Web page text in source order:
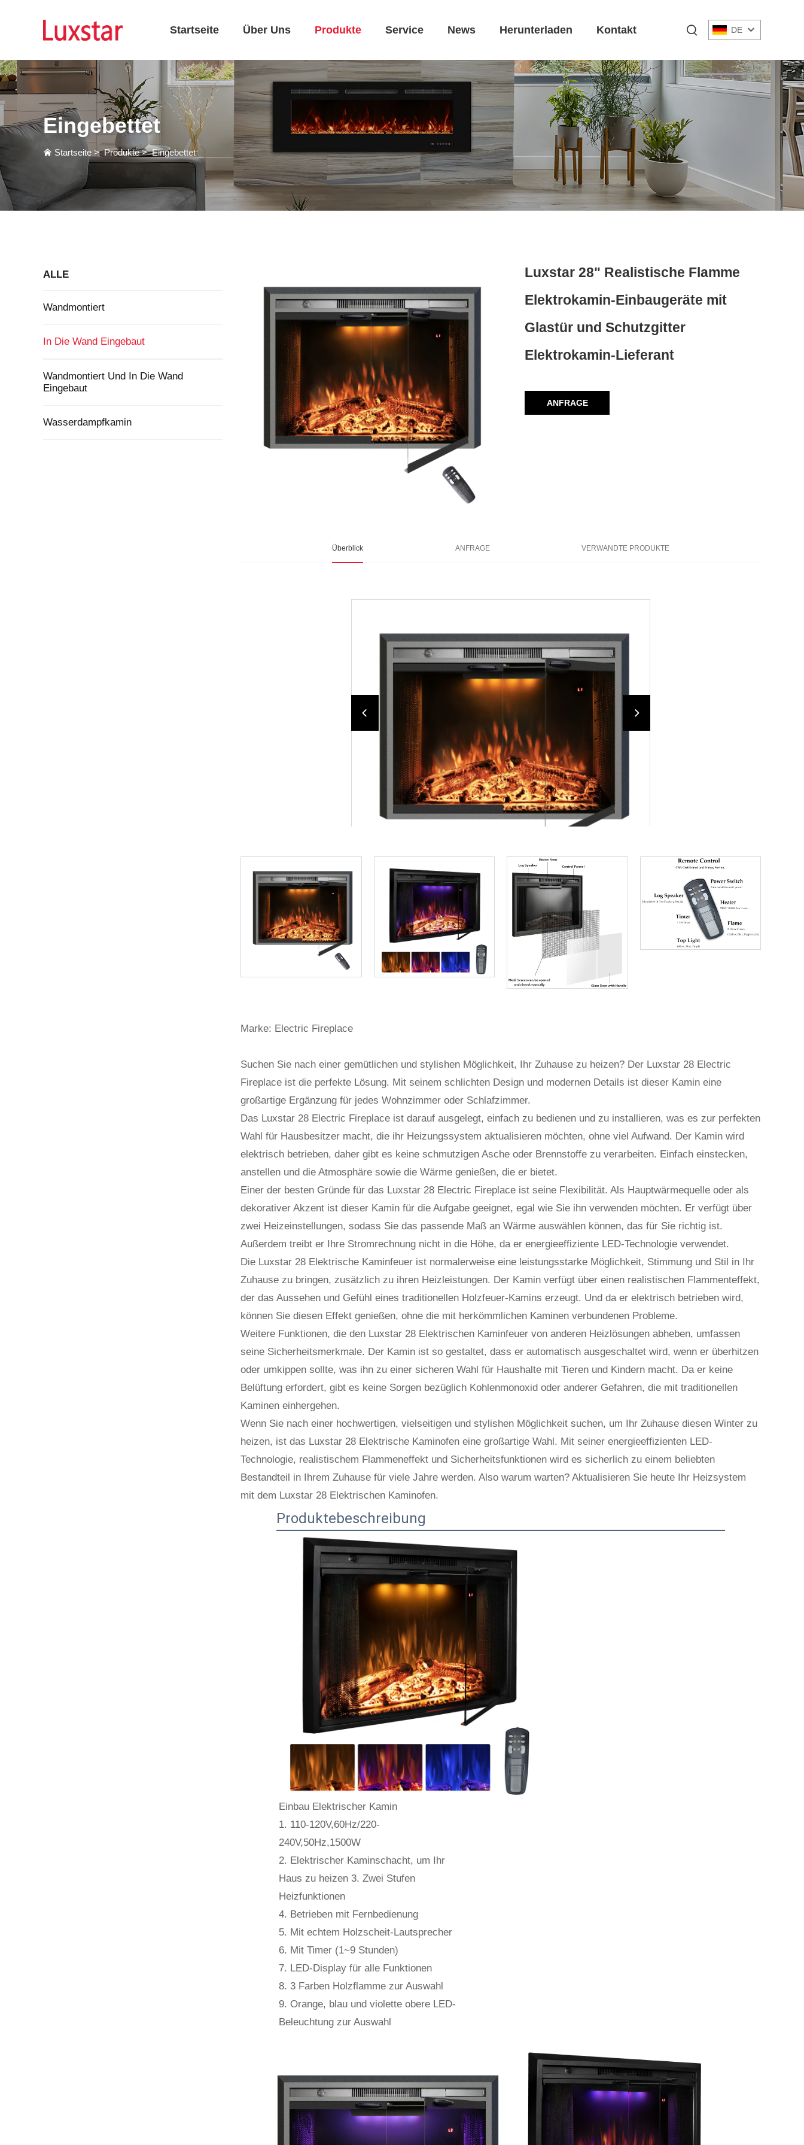
Startseite Über Uns Produkte Service News Herunterladen Kontakt DE
Eingebettet
Startseite >Produkte>Eingebettet
ALLE
Wandmontiert
In Die Wand Eingebaut
Wandmontiert Und In Die Wand
Eingebaut
Wasserdampfkamin
Luxstar 28" Realistische Flamme
Elektrokamin-Einbaugeräte mit
Glastür und Schutzgitter
Elektrokamin-Lieferant
ANFRAGE
Überblick ANFRAGE VERWANDTE PRODUKTE
Marke: Electric Fireplace
Suchen Sie nach einer gemütlichen und stylishen Möglichkeit, Ihr Zuhause zu heizen? Der Luxstar 28 Electric
Fireplace ist die perfekte Lösung. Mit seinem schlichten Design und modernen Details ist dieser Kamin eine
großartige Ergänzung für jedes Wohnzimmer oder Schlafzimmer.
Das Luxstar 28 Electric Fireplace ist darauf ausgelegt, einfach zu bedienen und zu installieren, was es zur perfekten
Wahl für Hausbesitzer macht, die ihr Heizungssystem aktualisieren möchten, ohne viel Aufwand. Der Kamin wird
elektrisch betrieben, daher gibt es keine schmutzigen Asche oder Brennstoffe zu verarbeiten. Einfach einstecken,
anstellen und die Atmosphäre sowie die Wärme genießen, die er bietet.
Einer der besten Gründe für das Luxstar 28 Electric Fireplace ist seine Flexibilität. Als Hauptwärmequelle oder als
dekorativer Akzent ist dieser Kamin für die Aufgabe geeignet, egal wie Sie ihn verwenden möchten. Er verfügt über
zwei Heizeinstellungen, sodass Sie das passende Maß an Wärme auswählen können, das für Sie richtig ist.
Außerdem treibt er Ihre Stromrechnung nicht in die Höhe, da er energieeffiziente LED-Technologie verwendet.
Die Luxstar 28 Elektrische Kaminfeuer ist normalerweise eine leistungsstarke Möglichkeit, Stimmung und Stil in Ihr
Zuhause zu bringen, zusätzlich zu ihren Heizleistungen. Der Kamin verfügt über einen realistischen Flammenteffekt,
der das Aussehen und Gefühl eines traditionellen Holzfeuer-Kamins erzeugt. Und da er elektrisch betrieben wird,
können Sie diesen Effekt genießen, ohne die mit herkömmlichen Kaminen verbundenen Probleme.
Weitere Funktionen, die den Luxstar 28 Elektrischen Kaminfeuer von anderen Heizlösungen abheben, umfassen
seine Sicherheitsmerkmale. Der Kamin ist so gestaltet, dass er automatisch ausgeschaltet wird, wenn er überhitzen
oder umkippen sollte, was ihn zu einer sicheren Wahl für Haushalte mit Tieren und Kindern macht. Da er keine
Belüftung erfordert, gibt es keine Sorgen bezüglich Kohlenmonoxid oder anderer Gefahren, die mit traditionellen
Kaminen einhergehen.
Wenn Sie nach einer hochwertigen, vielseitigen und stylishen Möglichkeit suchen, um Ihr Zuhause diesen Winter zu
heizen, ist das Luxstar 28 Elektrische Kaminofen eine großartige Wahl. Mit seiner energieeffizienten LED-
Technologie, realistischem Flammeneffekt und Sicherheitsfunktionen wird es sicherlich zu einem beliebten
Bestandteil in Ihrem Zuhause für viele Jahre werden. Also warum warten? Aktualisieren Sie heute Ihr Heizsystem
mit dem Luxstar 28 Elektrischen Kaminofen.
Produktebeschreibung
Einbau Elektrischer Kamin
1. 110-120V,60Hz/220-
240V,50Hz,1500W
2. Elektrischer Kaminschacht, um Ihr
Haus zu heizen 3. Zwei Stufen
Heizfunktionen
4. Betrieben mit Fernbedienung
5. Mit echtem Holzscheit-Lautsprecher
6. Mit Timer (1~9 Stunden)
7. LED-Display für alle Funktionen
8. 3 Farben Holzflamme zur Auswahl
9. Orange, blau und violette obere LED-
Beleuchtung zur Auswahl